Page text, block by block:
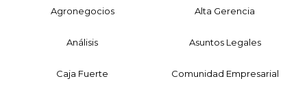
Agronegocios Alta Gerencia
Análisis Asuntos Legales
Caja Fuerte Comunidad Empresarial